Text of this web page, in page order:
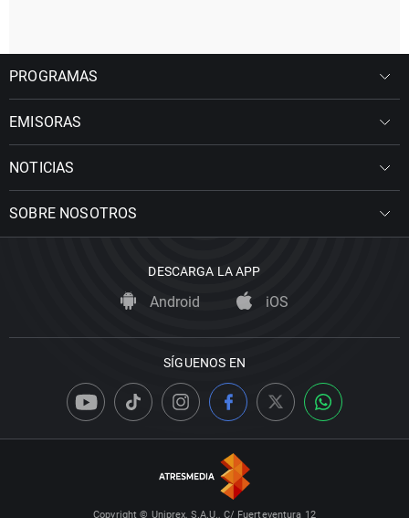
PROGRAMAS
EMISORAS
NOTICIAS
SOBRE NOSOTROS
DESCARGA LA APP
Android iOS
SÍGUENOS EN
Copyright © Uniprex, S.A.U., C/ Fuerteventura 12